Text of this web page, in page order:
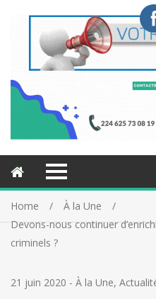
Home
À la Une
Devons-nous continuer
criminels ?
21 juin 2020 - À la Une,